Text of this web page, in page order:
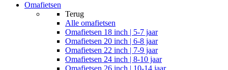
Omafietsen
Terug
Alle omafietsen
Omafietsen 18 inch | 5-7 jaar
Omafietsen 20 inch | 6-8 jaar
Omafietsen 22 inch | 7-9 jaar
Omafietsen 24 inch | 8-10 jaar
Omafietsen 26 inch | 10-14 jaar